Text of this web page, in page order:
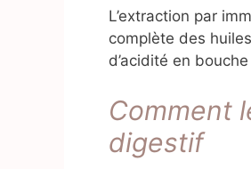
L’extraction par
complète des
d’acidité en
Comment
digestif